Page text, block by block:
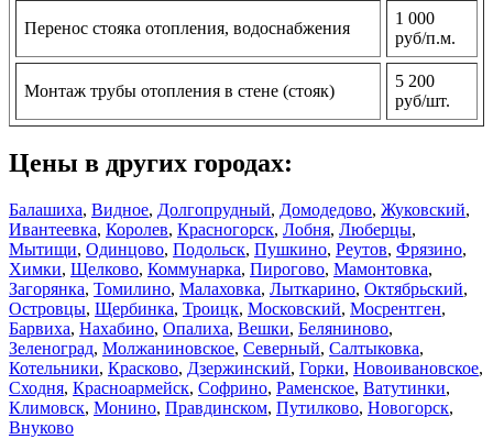
Перенос стояка отопления, водоснабжения
1 000
руб/п.м.
Монтаж трубы отопления в стене (стояк)
5 200
руб/шт.
Цены в других городах:
Балашиха, Видное, Долгопрудный, Домодедово, Жуковский,
Ивантеевка, Королев, Красногорск, Лобня, Люберцы,
Мытищи, Одинцово, Подольск, Пушкино, Реутов, Фрязино,
Химки, Щелково, Коммунарка, Пирогово, Мамонтовка,
Загорянка, Томилино, Малаховка, Лыткарино, Октябрьский,
Островцы, Щербинка, Троицк, Московский, Мосрентген,
Барвиха, Нахабино, Опалиха, Вешки, Беляниново,
Зеленоград, Молжаниновское, Северный, Салтыковка,
Котельники, Красково, Дзержинский, Горки, Новоивановское,
Сходня, Красноармейск, Софрино, Раменское, Ватутинки,
Климовск, Монино, Правдинском, Путилково, Новогорск,
Внуково